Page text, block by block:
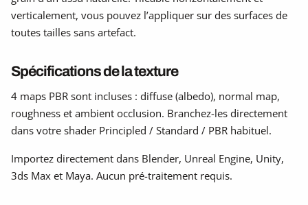
verticalement, vous pouvez l’appliquer sur des surfaces de
toutes tailles sans artefact.
Spécifications de la texture
4 maps PBR sont incluses : diffuse (albedo), normal map,
roughness et ambient occlusion. Branchez-les directement
dans votre shader Principled / Standard / PBR habituel.
Importez directement dans Blender, Unreal Engine, Unity,
3ds Max et Maya. Aucun pré-traitement requis.